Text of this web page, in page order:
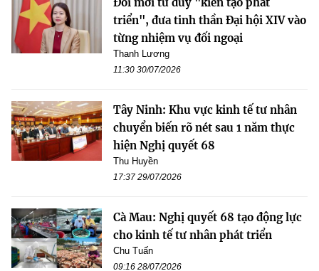
triển", đưa tinh thần Đại hội XIV vào
từng nhiệm vụ đối ngoại
Thanh Lương
11:30 30/07/2026
Tây Ninh: Khu vực kinh tế tư nhân
chuyển biến rõ nét sau 1 năm thực
hiện Nghị quyết 68
Thu Huyền
17:37 29/07/2026
Cà Mau: Nghị quyết 68 tạo động lực
cho kinh tế tư nhân phát triển
Chu Tuấn
09:16 28/07/2026